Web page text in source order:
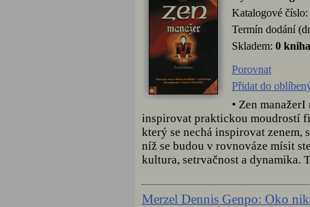
Katalogové číslo:
Termín dodání
Skladem: 0 kniha
Porovnat
Přidat do
• Zen
inspirovat praktickou moudrostí
který se nechá inspirovat zenem,
níž se budou v rovnováze mísit
kultura, setrvačnost a dynamika.
Merzel Dennis Genpo: Oko